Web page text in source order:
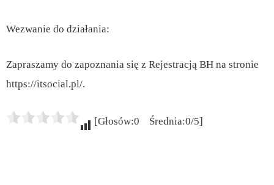
Wezwanie do działania:
Zapraszamy do zapoznania się z Rejestracją BH na stronie
https://itsocial.pl/.
[Głosów:0 Średnia:0/5]